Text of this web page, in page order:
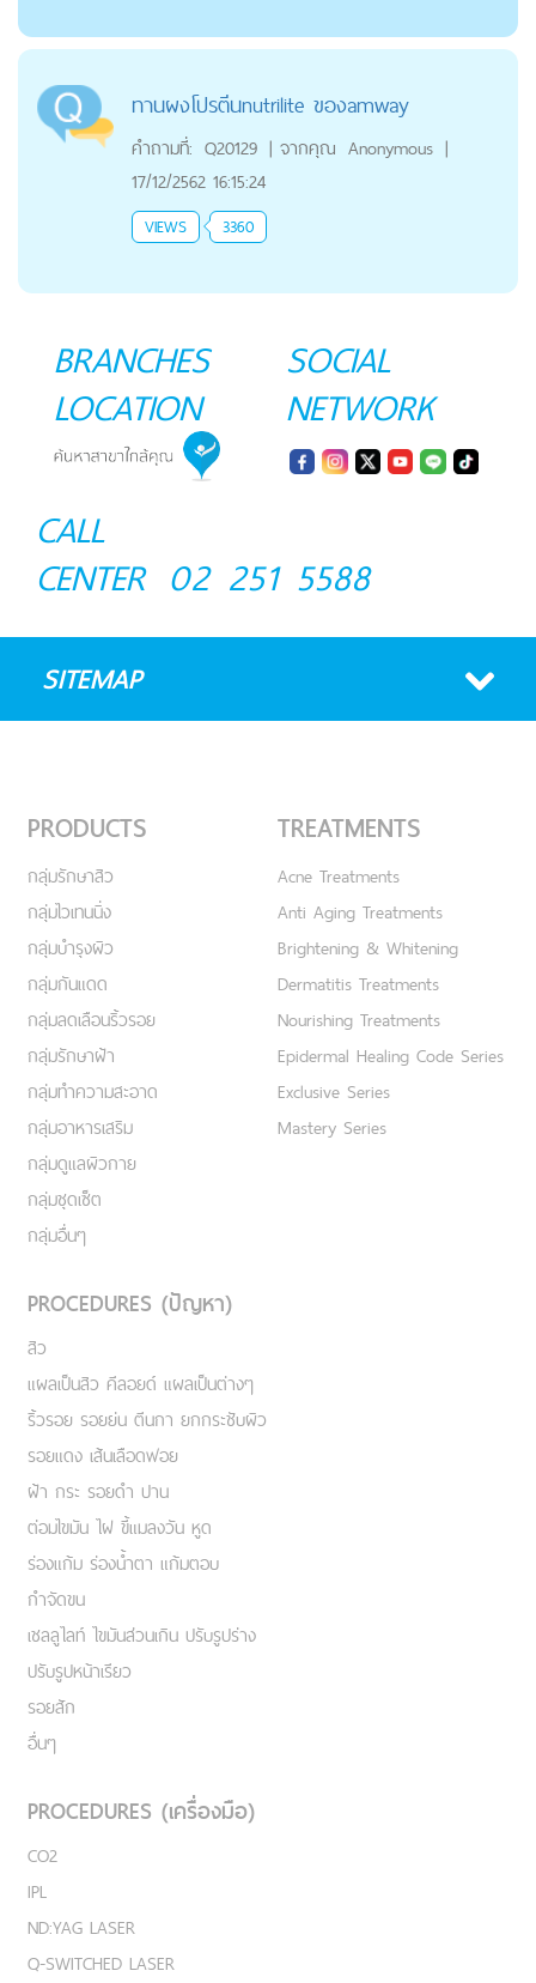
ทานผงโปรตีนnutrilite ของamway
คำถามที่: Q20129 | จากคุณ Anonymous |
17/12/2562 16:15:24
VIEWS 3360
BRANCHES
LOCATION
SOCIAL
NETWORK
CALL
CENTER 02 251 5588
SITEMAP
PRODUCTS
กลุ่มรักษาสิว
กลุ่มไวเทนนิ่ง
กลุ่มบำรุงผิว
กลุ่มกันแดด
กลุ่มลดเลือนริ้วรอย
กลุ่มรักษาฝ้า
กลุ่มทำความสะอาด
กลุ่มอาหารเสริม
กลุ่มดูแลผิวกาย
กลุ่มชุดเซ็ต
กลุ่มอื่นๆ
TREATMENTS
Acne Treatments
Anti Aging Treatments
Brightening & Whitening
Dermatitis Treatments
Nourishing Treatments
Epidermal Healing Code Series
Exclusive Series
Mastery Series
PROCEDURES (ปัญหา)
สิว
แผลเป็นสิว คีลอยด์ แผลเป็นต่างๆ
ริ้วรอย รอยย่น ตีนกา ยกกระชับผิว
รอยแดง เส้นเลือดฟอย
ฝ้า กระ รอยดำ ปาน
ต่อมไขมัน ไฝ ขี้แมลงวัน หูด
ร่องแก้ม ร่องน้ำตา แก้มตอบ
กำจัดขน
เชลลูไลท์ ไขมันส่วนเกิน ปรับรูปร่าง
ปรับรูปหน้าเรียว
รอยสัก
อื่นๆ
PROCEDURES (เครื่องมือ)
CO2
IPL
ND:YAG LASER
Q-SWITCHED LASER